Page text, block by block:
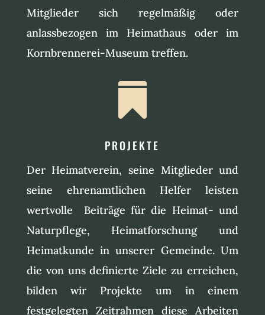
Mitglieder sich regelmäßig oder
anlassbezogen im Heimathaus oder im
Kornbrennerei-Museum treffen.

PROJEKTE
Der Heimatverein, seine Mitglieder und
seine ehrenamtlichen Helfer leisten
wertvolle Beiträge für die Heimat- und
Naturpflege, Heimatforschung und
Heimatkunde in unserer Gemeinde. Um
die von uns definierte Ziele zu erreichen,
bilden wir Projekte um in einem
festgelegten Zeitrahmen diese Arbeiten